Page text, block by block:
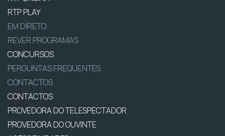
RTP PLAY
EM DIRETO
REVER PROGRAMAS
CONCURSOS
PERGUNTAS FREQUENTES
CONTACTOS
CONTACTOS
PROVEDORA DO TELESPECTADOR
PROVEDORA DO OUVINTE